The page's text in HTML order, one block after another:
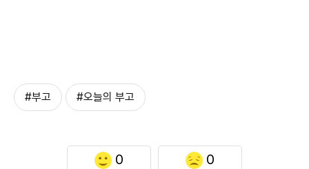
#부고 #오늘의 부고
0 0